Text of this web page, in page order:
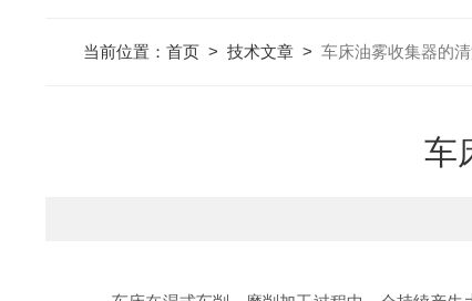
当前位置： 首页> 技术文章> 车床油雾收集器的
车